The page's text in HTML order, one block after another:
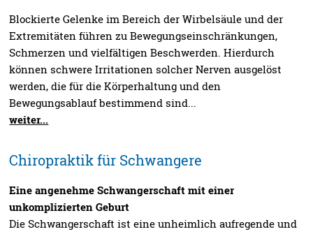
Blockierte Gelenke im Bereich der Wirbelsäule und der
Extremitäten führen zu Bewegungseinschränkungen,
Schmerzen und vielfältigen Beschwerden. Hierdurch
können schwere Irritationen solcher Nerven ausgelöst
werden, die für die Körperhaltung und den
Bewegungsablauf bestimmend sind...
weiter...
Chiropraktik für Schwangere
Eine angenehme Schwangerschaft mit einer
unkomplizierten Geburt
Die Schwangerschaft ist eine unheimlich aufregende und